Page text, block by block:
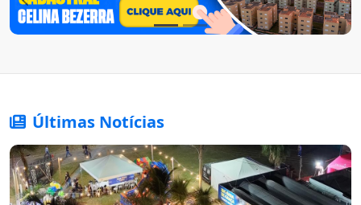
Últimas Notícias